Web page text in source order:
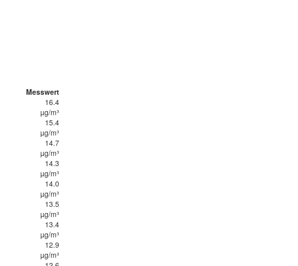
Messwert
16.4
µg/m³
15.4
µg/m³
14.7
µg/m³
14.3
µg/m³
14.0
µg/m³
13.5
µg/m³
13.4
µg/m³
12.9
µg/m³